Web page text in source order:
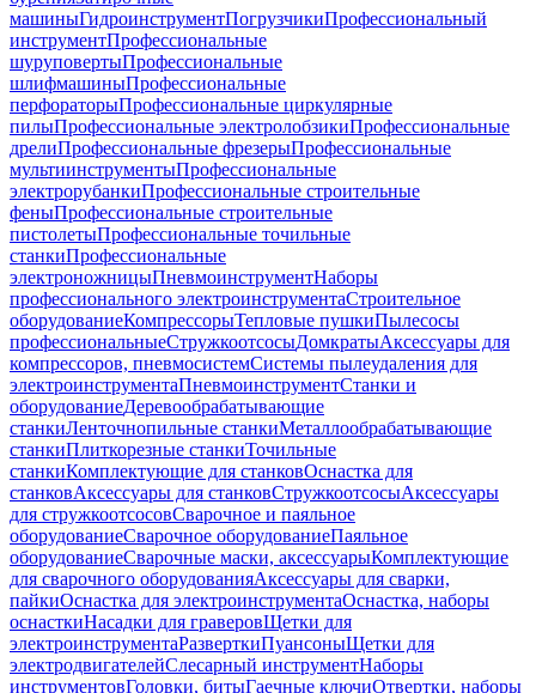
машиныГидроинструментПогрузчикиПрофессиональный
инструментПрофессиональные
шуруповертыПрофессиональные
шлифмашиныПрофессиональные
перфораторыПрофессиональные циркулярные
пилыПрофессиональные электролобзикиПрофессиональные
дрелиПрофессиональные фрезерыПрофессиональные
мультиинструментыПрофессиональные
электрорубанкиПрофессиональные строительные
феныПрофессиональные строительные
пистолетыПрофессиональные точильные
станкиПрофессиональные
электроножницыПневмоинструментНаборы
профессионального электроинструментаСтроительное
оборудованиеКомпрессорыТепловые пушкиПылесосы
профессиональныеСтружкоотсосыДомкратыАксессуары для
компрессоров, пневмосистемСистемы пылеудаления для
электроинструментаПневмоинструментСтанки и
оборудованиеДеревообрабатывающие
станкиЛенточнопильные станкиМеталлообрабатывающие
станкиПлиткорезные станкиТочильные
станкиКомплектующие для станковОснастка для
станковАксессуары для станковСтружкоотсосыАксессуары
для стружкоотсосовСварочное и паяльное
оборудованиеСварочное оборудованиеПаяльное
оборудованиеСварочные маски, аксессуарыКомплектующие
для сварочного оборудованияАксессуары для сварки,
пайкиОснастка для электроинструментаОснастка, наборы
оснасткиНасадки для граверовЩетки для
электроинструментаРазверткиПуансоныЩетки для
электродвигателейСлесарный инструментНаборы
инструментовГоловки, битыГаечные ключиОтвертки, наборы